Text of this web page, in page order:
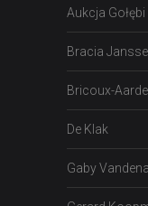
Aukcja
Bracia
Bricoux-
De Klak
Gaby